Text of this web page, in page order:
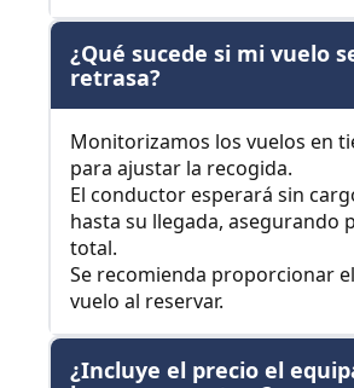
¿Qué sucede si mi vuelo
retrasa?
Monitorizamos los vuelos en
para ajustar la recogida.
El conductor esperará sin
hasta su llegada, asegurando
total.
Se recomienda proporcionar
vuelo al reservar.
¿Incluye el precio el